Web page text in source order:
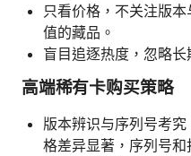
只看价格，不关注版
值的藏品。
盲目追逐热度，忽略
高端稀有卡购买策略
版本辨识与序列号考
格差异显著，序列号和